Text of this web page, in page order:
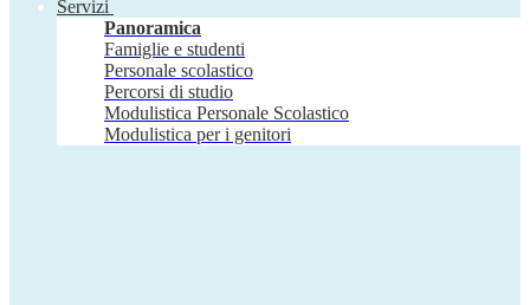
Servizi
Panoramica
Famiglie e studenti
Personale scolastico
Percorsi di studio
Modulistica Personale Scolastico
Modulistica per i genitori